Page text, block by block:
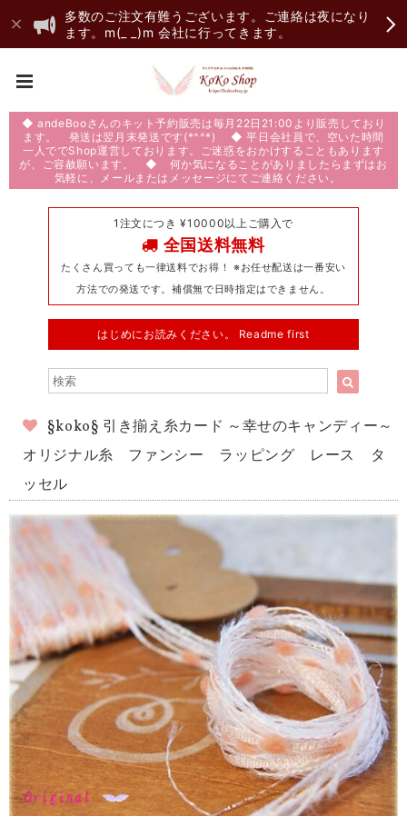
多数のご注文有難うございます。ご連絡は夜になり
ます。m(_ _)m 会社に行ってきます。
◆ andeBooさんのキット予約販売は毎月22日21:00より販売しており
ます。 発送は翌月末発送です(*^^*) ◆ 平日会社員で、空いた時間
一人ででShop運営しております。ご迷惑をおかけすることもあります
が、ご容赦願います。 ◆ 何か気になることがありましたらまずはお
気軽に、メールまたはメッセージにてご連絡ください。
1注文につき ¥10000以上ご購入で
全国送料無料
たくさん買っても一律送料でお得！ ※お任せ配送は一番安い
方法での発送です。補償無で日時指定はできません。
はじめにお読みください。 Readme first
§koko§ 引き揃え糸カード ～幸せのキャンディー～
オリジナル糸 ファンシー ラッピング レース タ
ッセル